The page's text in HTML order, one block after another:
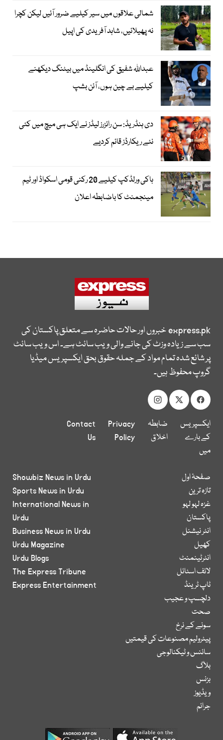
شمالی علاقوں میں سیر کیلیے ضرور آئیں لیکن کچرا
نہ پھیلائیں، شاہد آفریدی کی اپیل
عبداللہ شفیق کی انگلینڈ میں بیٹنگ دیکھنے
کیلیے بے چین ہوں، آئن بشپ
دی ہنڈریڈ: سن رائزرز لیڈز نے ایک ہی میچ میں کئی
نئے ریکارڈز قائم کردیے
ہاکی ورلڈکپ کیلیے 20 رکنی قومی اسکواڈ اور ٹیم
مینجمنٹ کا باضابطہ اعلان
express.pkخبروں اور حالات حاضرہ سے متعلق پاکستان کی
سب سے زیادہ وزٹ کی جانے والی ویب سائٹ ہے۔ اس ویب سائٹ
پر شائع شدہ تمام مواد کے جملہ حقوق بحق ایکسپریس میڈیا
گروپ محفوظ ہیں۔
ایکسپریس
کے بارے
میں
ضابطہ
اخلاق
Privacy
Policy
Contact
Us
صفحۂ اول
تازہ ترین
غزہ لہو لہو
پاکستان
انٹر نیشنل
کھیل
انٹرٹینمنٹ
لائف اسٹائل
ٹاپ ٹرینڈ
دلچسپ و عجیب
صحت
سونے کے نرخ
پیٹرولیم مصنوعات کی قیمتیں
سائنس و ٹیکنالوجی
بلاگ
بزنس
ویڈیوز
جرائم
Showbiz News in Urdu
Sports News in Urdu
International News in
Urdu
Business News in Urdu
Urdu Magazine
Urdu Blogs
The Express Tribune
Express Entertainment